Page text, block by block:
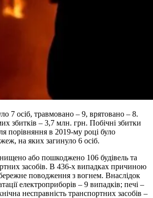
7 осіб, травмовано – 9, врятовано – 8.
збитків – 3,7 млн. грн. Побічні збитки
порівняння в 2019-му році було
на яких загинуло 6 осіб.
або пошкоджено 106 будівель та
засобів. В 436-х випадках причиною
поводження з вогнем. Внаслідок
електроприборів – 9 випадків; печі –
несправність транспортних засобів –